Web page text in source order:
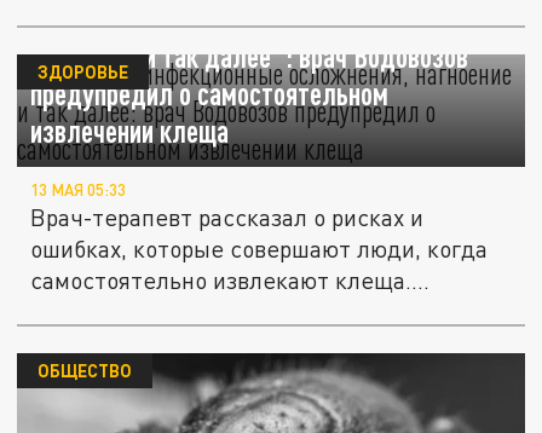
"Возможны инфекционные осложнения,
нагноение и так далее": врач Водовозов
предупредил о самостоятельном
извлечении клеща
ЗДОРОВЬЕ
13 МАЯ 05:33
Врач-терапевт рассказал о рисках и
ошибках, которые совершают люди, когда
самостоятельно извлекают клеща....
ОБЩЕСТВО